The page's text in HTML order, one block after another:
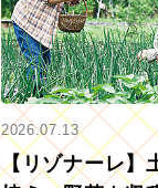
2026.07.13
【リゾナーレ】